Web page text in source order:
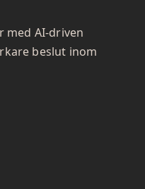
med AI-driven
beslut inom